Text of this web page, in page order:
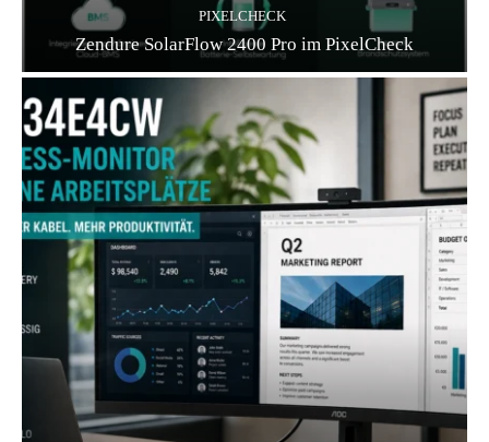
PIXELCHECK
Zendure SolarFlow 2400 Pro im PixelCheck